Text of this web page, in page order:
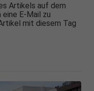
Artikels auf dem
E-Mail zu
mit diesem Tag